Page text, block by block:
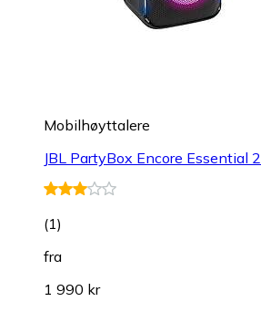
Mobilhøyttalere
JBL PartyBox Encore Essential 2
(1)
fra
1 990 kr